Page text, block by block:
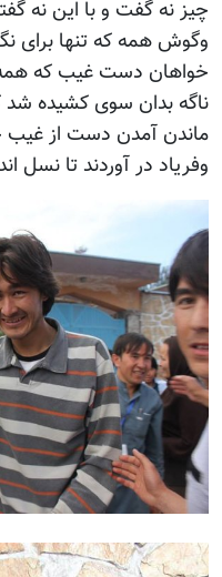
چیز نه گفت و با این نه
وگوش همه که تنها برای
خواهان دست غیب که همه
ناگه بدان سوی کشیده شد
ماندن آمدن دست از غیب
وفریاد در آوردند تا نسل